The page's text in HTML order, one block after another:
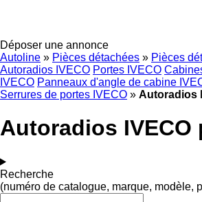
Déposer une annonce
Autoline » Pièces détachées » Pièces
Autoradios IVECO Portes IVECO
IVECO Panneaux d'angle de cabine
Serrures de portes IVECO » Autoradios
Autoradios IVECO
Recherche
(numéro de catalogue, marque, modèle,